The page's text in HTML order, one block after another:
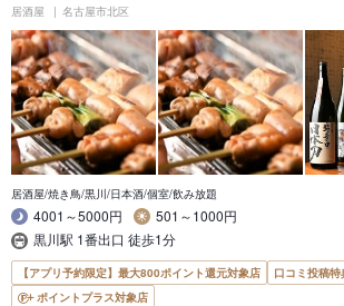
居酒屋 名古屋市北区
居酒屋/焼き鳥/黒川/日本酒/個室/飲み放題
4001～5000円
501～1000円
黒川駅 1番出口 徒歩1分
【アプリ予約限定】最大800ポイント還元対象店
口コミ投稿
ポイントプラス対象店